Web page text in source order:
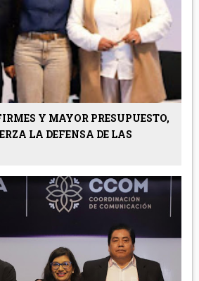
Y MAYOR PRESUPUESTO,
LA DEFENSA DE LAS